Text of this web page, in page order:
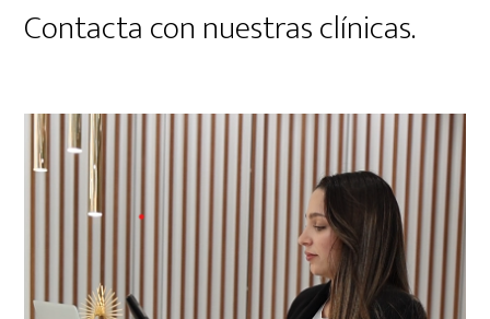
Contacta con nuestras clínicas.